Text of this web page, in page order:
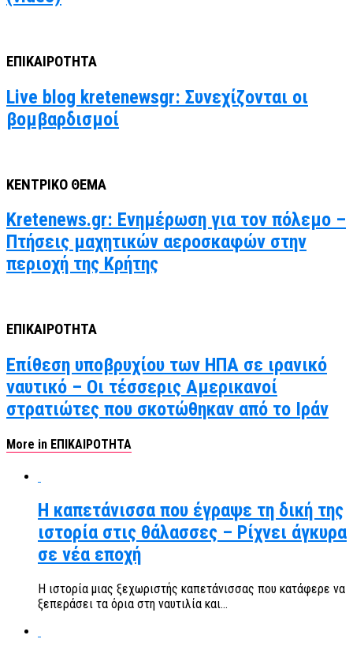
ΕΠΙΚΑΙΡΟΤΗΤΑ
Live blog kretenewsgr: Συνεχίζονται οι
βομβαρδισμοί
ΚΕΝΤΡΙΚΟ ΘΕΜΑ
Kretenews.gr: Ενημέρωση για τον πόλεμο –
Πτήσεις μαχητικών αεροσκαφών στην
περιοχή της Κρήτης
ΕΠΙΚΑΙΡΟΤΗΤΑ
Επίθεση υποβρυχίου των ΗΠΑ σε ιρανικό
ναυτικό – Οι τέσσερις Αμερικανοί
στρατιώτες που σκοτώθηκαν από το Ιράν
More in ΕΠΙΚΑΙΡΟΤΗΤΑ
Η καπετάνισσα που έγραψε τη δική της
ιστορία στις θάλασσες – Ρίχνει άγκυρα
σε νέα εποχή
Η ιστορία μιας ξεχωριστής καπετάνισσας που κατάφερε να
ξεπεράσει τα όρια στη ναυτιλία και...